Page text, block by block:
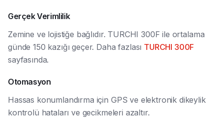
Gerçek Verimlilik
Zemine ve lojistiğe bağlıdır. TURCHI 300F ile ortalama
günde 150 kazığı geçer. Daha fazlası TURCHI 300F
sayfasında.
Otomasyon
Hassas konumlandırma için GPS ve elektronik dikeylik
kontrolü hataları ve gecikmeleri azaltır.